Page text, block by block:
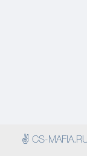
✌ CS-